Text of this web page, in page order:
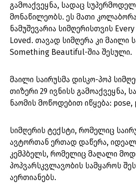
გამოაქვეყნა, სადაც
მონაწილეობს. ეს მათი
ნამუშევარია სიმღერისთვის Every
Loved. თავად სიმღერა კი მაილი
Something Beautiful-შია შესული.
მაილი საირუსმა დისკო-პოპ
თიზერი 29 ივნისს გამოაქვეყნა,
ნაომის მოწოდებით იწყება: pose,
სიმღერის ტექსტი, რომელიც
ავტორთან ერთად დაწერა,
კემპბელს, რომელიც მაღალი
პოპვარსკვლავობის სამყაროს
აერთიანებს.